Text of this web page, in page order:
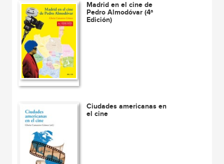
Madrid en el cine de
Pedro Almodóvar (4ª
Edición)
Ciudades americanas en
el cine